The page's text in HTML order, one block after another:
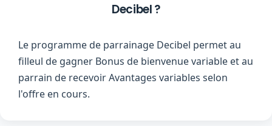
Decibel ?
Le programme de parrainage Decibel permet au
filleul de gagner Bonus de bienvenue variable et au
parrain de recevoir Avantages variables selon
l'offre en cours.